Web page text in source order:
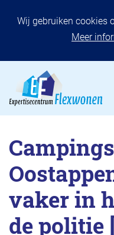
Wij gebruiken cookies
Meer
vaker in
de politie